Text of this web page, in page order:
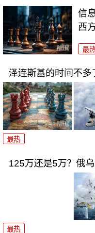
信
西
最
泽连斯基的时间不
最热
125万还是5万？俄
最热